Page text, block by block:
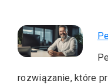
rozwiązanie, które